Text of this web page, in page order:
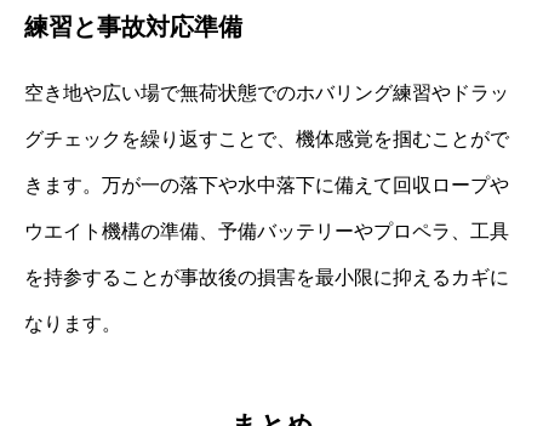
練習と事故対応準備
空き地や広い場で無荷状態でのホバリング練習やドラッ
グチェックを繰り返すことで、機体感覚を掴むことがで
きます。万が一の落下や水中落下に備えて回収ロープや
ウエイト機構の準備、予備バッテリーやプロペラ、工具
を持参することが事故後の損害を最小限に抑えるカギに
なります。